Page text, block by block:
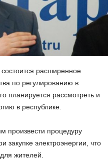
состоится расширенное
по регулированию в
планируется рассмотреть и
в республике.
произвести процедуру
закупке электроэнергии, что
жителей.